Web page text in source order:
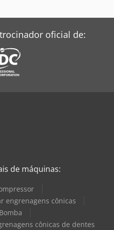
oficial de:
de máquinas:
engrenagens cônicas
cônicas de dentes